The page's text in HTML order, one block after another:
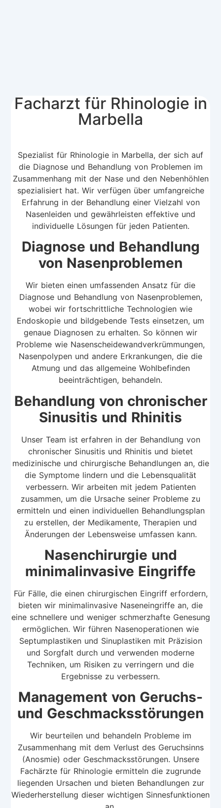
Facharzt für Rhinologie in
Marbella
Spezialist für Rhinologie in Marbella, der sich auf
die Diagnose und Behandlung von Problemen im
Zusammenhang mit der Nase und den Nebenhöhlen
spezialisiert hat. Wir verfügen über umfangreiche
Erfahrung in der Behandlung einer Vielzahl von
Nasenleiden und gewährleisten effektive und
individuelle Lösungen für jeden Patienten.
Diagnose und Behandlung
von Nasenproblemen
Wir bieten einen umfassenden Ansatz für die
Diagnose und Behandlung von Nasenproblemen,
wobei wir fortschrittliche Technologien wie
Endoskopie und bildgebende Tests einsetzen, um
genaue Diagnosen zu erhalten. So können wir
Probleme wie Nasenscheidewandverkrümmungen,
Nasenpolypen und andere Erkrankungen, die die
Atmung und das allgemeine Wohlbefinden
beeinträchtigen, behandeln.
Behandlung von chronischer
Sinusitis und Rhinitis
Unser Team ist erfahren in der Behandlung von
chronischer Sinusitis und Rhinitis und bietet
medizinische und chirurgische Behandlungen an, die
die Symptome lindern und die Lebensqualität
verbessern. Wir arbeiten mit jedem Patienten
zusammen, um die Ursache seiner Probleme zu
ermitteln und einen individuellen Behandlungsplan
zu erstellen, der Medikamente, Therapien und
Änderungen der Lebensweise umfassen kann.
Nasenchirurgie und
minimalinvasive Eingriffe
Für Fälle, die einen chirurgischen Eingriff erfordern,
bieten wir minimalinvasive Naseneingriffe an, die
eine schnellere und weniger schmerzhafte Genesung
ermöglichen. Wir führen Nasenoperationen wie
Septumplastiken und Sinuplastiken mit Präzision
und Sorgfalt durch und verwenden moderne
Techniken, um Risiken zu verringern und die
Ergebnisse zu verbessern.
Management von Geruchs-
und Geschmacksstörungen
Wir beurteilen und behandeln Probleme im
Zusammenhang mit dem Verlust des Geruchsinns
(Anosmie) oder Geschmacksstörungen. Unsere
Fachärzte für Rhinologie ermitteln die zugrunde
liegenden Ursachen und bieten Behandlungen zur
Wiederherstellung dieser wichtigen Sinnesfunktionen